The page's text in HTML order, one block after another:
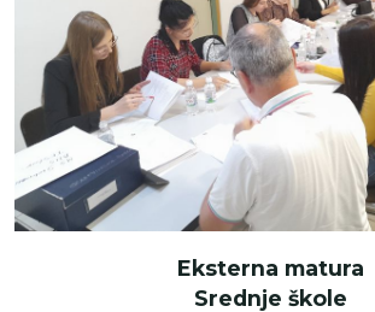
Eksterna matura
Srednje škole